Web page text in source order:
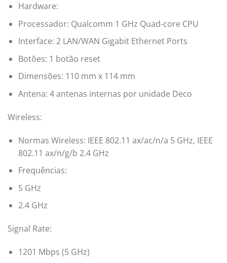
Hardware:
Processador: Qualcomm 1 GHz Quad-core CPU
Interface: 2 LAN/WAN Gigabit Ethernet Ports
Botões: 1 botão reset
Dimensões: 110 mm x 114 mm
Antena: 4 antenas internas por unidade Deco
Wireless:
Normas Wireless: IEEE 802.11 ax/ac/n/a 5 GHz, IEEE
802.11 ax/n/g/b 2.4 GHz
Frequências:
5 GHz
2.4 GHz
Signal Rate:
1201 Mbps (5 GHz)